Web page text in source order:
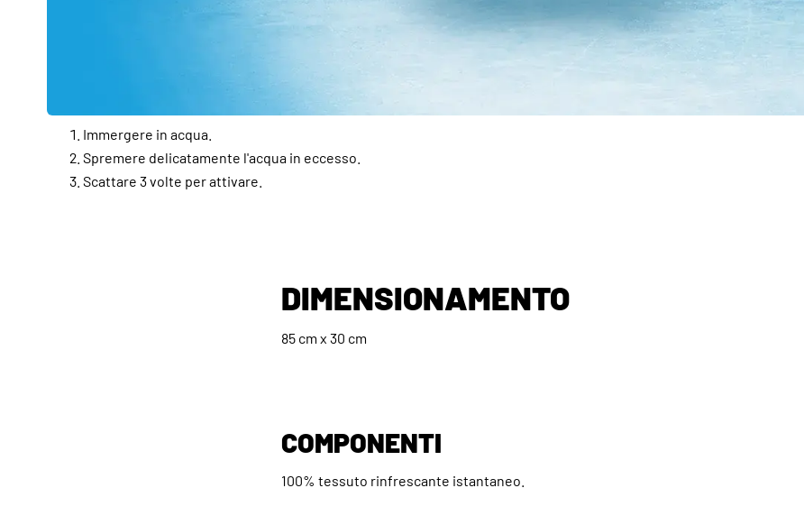
Immergere in acqua.
Spremere delicatamente l'acqua in eccesso.
Scattare 3 volte per attivare.
DIMENSIONAMENTO
85 cm x 30 cm
COMPONENTI
100% tessuto rinfrescante istantaneo.